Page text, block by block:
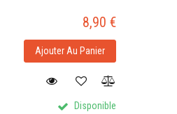
8,90 €
Ajouter Au Panier
Disponible